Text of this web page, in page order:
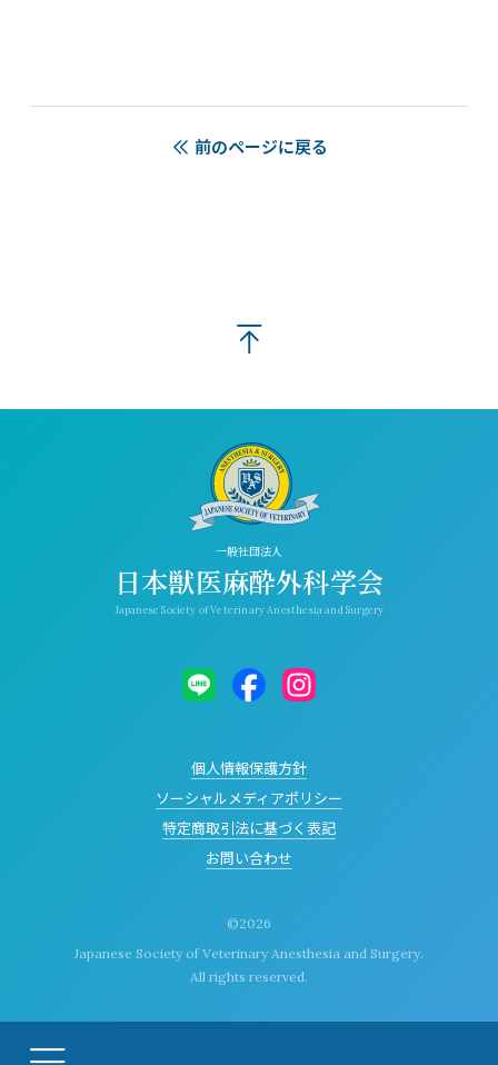
前のページに戻る
一般社団法人
日本獣医麻酔外科学会
Japanese Society of Veterinary Anesthesia and Surgery
個人情報保護方針
ソーシャルメディアポリシー
特定商取引法に基づく表記
お問い合わせ
©2026
Japanese Society of Veterinary Anesthesia and Surgery.
All rights reserved.